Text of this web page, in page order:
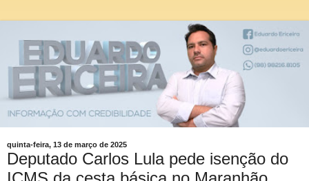
quinta-feira, 13 de março de 2025
Deputado Carlos Lula pede isenção do